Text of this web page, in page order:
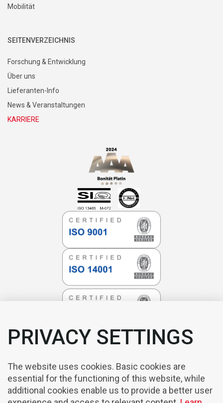
Mobilität
SEITENVERZEICHNIS
Forschung & Entwicklung
Über uns
Lieferanten-Info
News & Veranstaltungen
KARRIERE
PRIVACY SETTINGS
The website uses cookies. Basic cookies are
essential for the functioning of this website, while
additional cookies enable us to provide a better user